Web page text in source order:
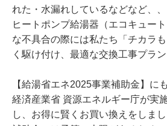
れた・水漏れしているなどなど、、
ヒートポンプ給湯器（エコキュー
な不具合の際には私たち「チカラ
く駆け付け、最適な交換工事プラ
【給湯省エネ2025事業補助金】に
経済産業省 資源エネルギー庁が実
し、お得に賢くお買い換えをしまし